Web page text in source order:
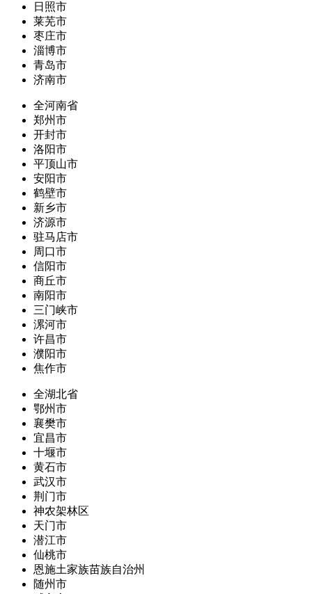
日照市
莱芜市
枣庄市
淄博市
青岛市
济南市
全河南省
郑州市
开封市
洛阳市
平顶山市
安阳市
鹤壁市
新乡市
济源市
驻马店市
周口市
信阳市
商丘市
南阳市
三门峡市
漯河市
许昌市
濮阳市
焦作市
全湖北省
鄂州市
襄樊市
宜昌市
十堰市
黄石市
武汉市
荆门市
神农架林区
天门市
潜江市
仙桃市
恩施土家族苗族自治州
随州市